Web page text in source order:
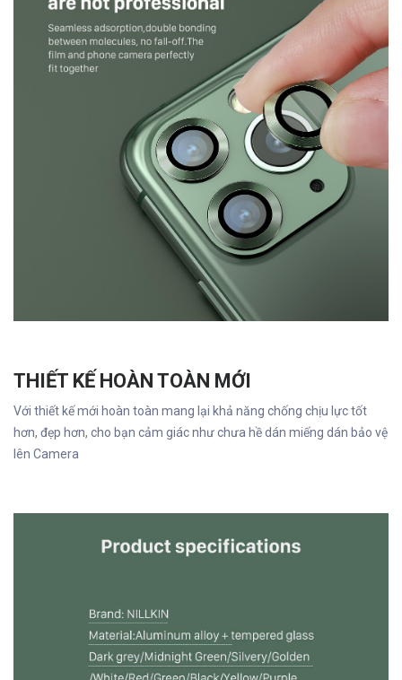
THIẾT KẾ HOÀN TOÀN MỚI
Với thiết kế mới hoàn toàn mang lại khả năng chống chịu lực tốt
hơn, đẹp hơn, cho bạn cảm giác như chưa hề dán miếng dán bảo vệ
lên Camera